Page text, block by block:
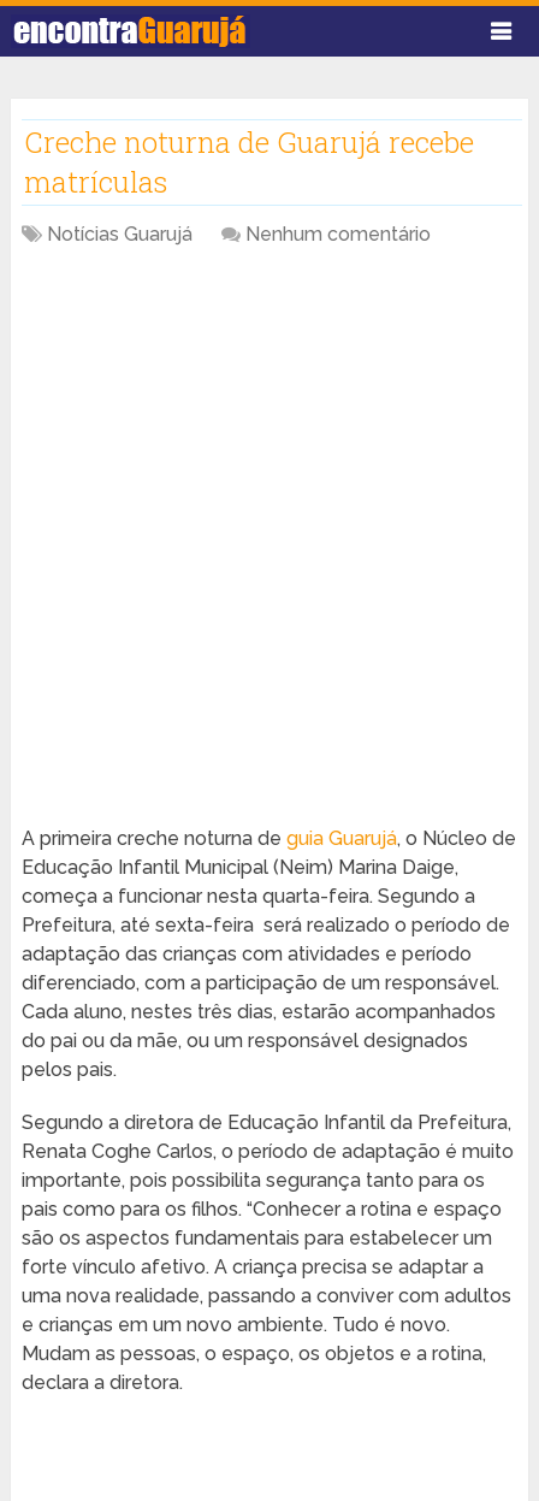
Creche noturna de Guarujá recebe
matrículas
Notícias Guarujá Nenhum comentário
A primeira creche noturna de guia Guarujá, o Núcleo de
Educação Infantil Municipal (Neim) Marina Daige,
começa a funcionar nesta quarta-feira. Segundo a
Prefeitura, até sexta-feira será realizado o período de
adaptação das crianças com atividades e período
diferenciado, com a participação de um responsável.
Cada aluno, nestes três dias, estarão acompanhados
do pai ou da mãe, ou um responsável designados
pelos pais.
Segundo a diretora de Educação Infantil da Prefeitura,
Renata Coghe Carlos, o período de adaptação é muito
importante, pois possibilita segurança tanto para os
pais como para os filhos. “Conhecer a rotina e espaço
são os aspectos fundamentais para estabelecer um
forte vínculo afetivo. A criança precisa se adaptar a
uma nova realidade, passando a conviver com adultos
e crianças em um novo ambiente. Tudo é novo.
Mudam as pessoas, o espaço, os objetos e a rotina,
declara a diretora.